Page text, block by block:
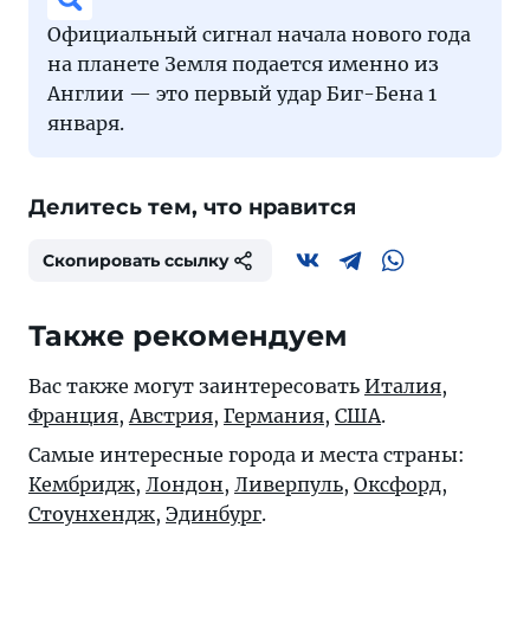
Официальный сигнал начала нового года
на планете Земля подается именно из
Англии — это первый удар Биг-Бена 1
января.
Делитесь тем, что нравится
Скопировать ссылку
Также рекомендуем
Вас также могут заинтересовать Италия,
Франция,Австрия, Германия, США.
Самые интересные города и места страны:
Кембридж, Лондон, Ливерпуль, Оксфорд,
Стоунхендж, Эдинбург.